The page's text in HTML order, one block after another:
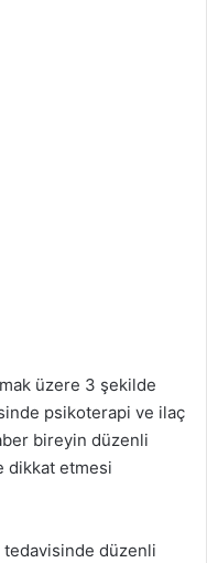
üzere 3 şekilde
psikoterapi ve ilaç
bireyin düzenli
dikkat etmesi
düzenli